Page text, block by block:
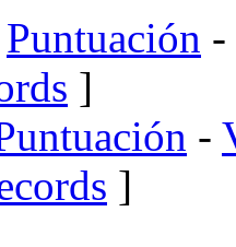
Puntuación -
]
-
]